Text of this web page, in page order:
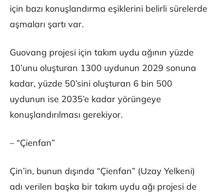
için bazı konuşlandırma eşiklerini belirli sürelerde
aşmaları şartı var.
Guovang projesi için takım uydu ağının yüzde
10’unu oluşturan 1300 uydunun 2029 sonuna
kadar, yüzde 50’sini oluşturan 6 bin 500
uydunun ise 2035’e kadar yörüngeye
konuşlandırılması gerekiyor.
– “Çienfan”
Çin’in, bunun dışında “Çienfan” (Uzay Yelkeni)
adı verilen başka bir takım uydu ağı projesi de